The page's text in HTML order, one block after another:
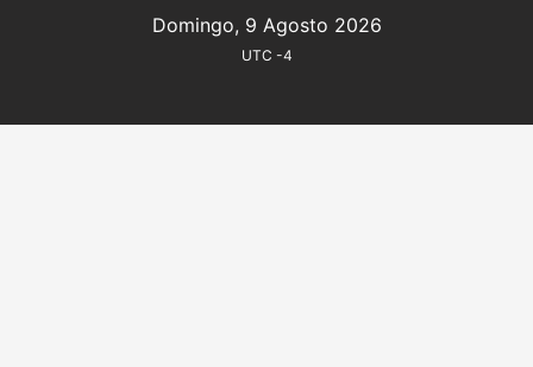
Domingo, 9 Agosto 2026
UTC -4